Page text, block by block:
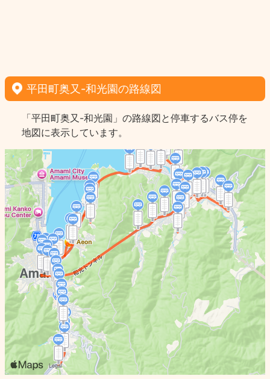
平田町奥又-和光園の路線図
「平田町奥又-和光園」の路線図と停車するバス停を
地図に表示しています。